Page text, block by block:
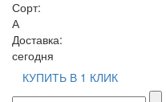
Сорт:
А
Доставка:
сегодня
КУПИТЬ В 1 КЛИК